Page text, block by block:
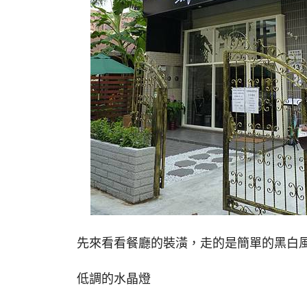
先來看看餐廳的裝潢，走的是簡單的黑白
低調的水晶燈